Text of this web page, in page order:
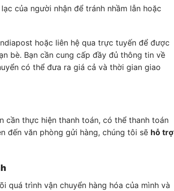
của người nhận để tránh nhầm lẫn hoặc
hoặc liên hệ qua trực tuyến để được
bè. Bạn cần cung cấp đầy đủ thông tin về
có thể đưa ra giá cả và thời gian giao
cần thực hiện thanh toán, có thể thanh toán
đến văn phòng gửi hàng, chúng tôi sẽ hỗ trợ
quá trình vận chuyển hàng hóa của mình và